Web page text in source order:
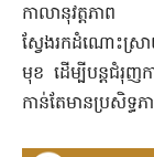
កាលានុវត្តភាព
ស្វែងរកដំណោះស្
មុខ ដើម្បីបន្តជំរុញ
កាន់តែមានប្រសិទ្ធភ